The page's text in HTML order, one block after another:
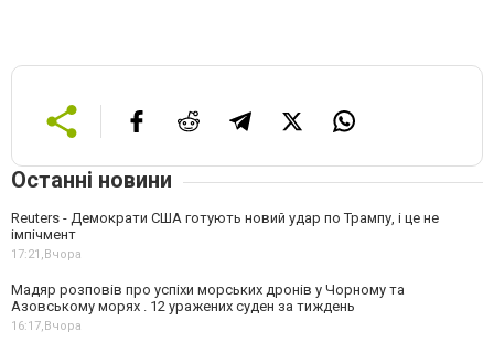
Останні новини
Reuters - Демократи США готують новий удар по Трампу, і це не
імпічмент
17:21, Вчора
Мадяр розповів про успіхи морських дронів у Чорному та
Азовському морях . 12 уражених суден за тиждень
16:17, Вчора